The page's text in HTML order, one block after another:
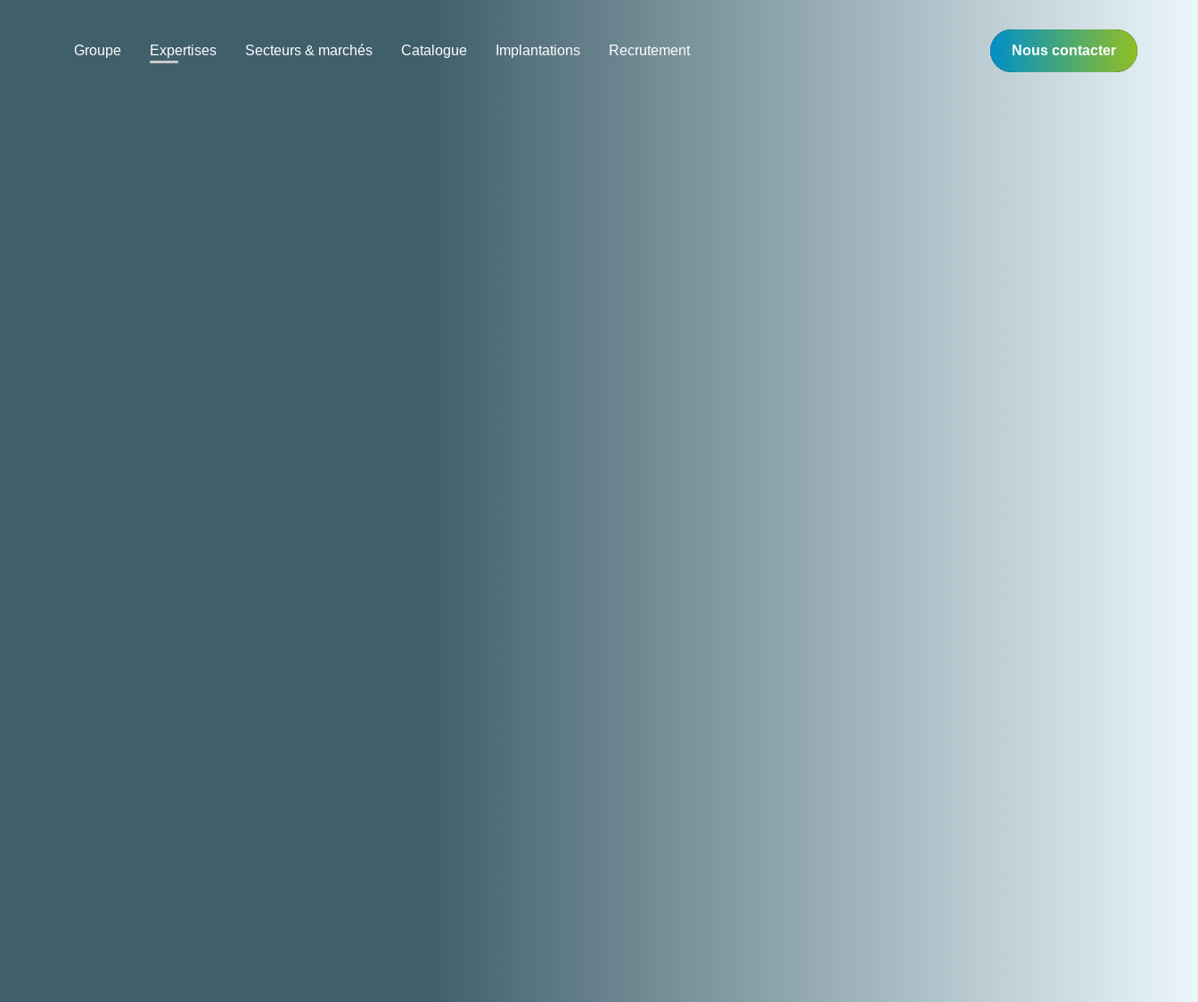
Groupe Expertises Secteurs & marchés Catalogue Implantations Recrutement Nous contacter